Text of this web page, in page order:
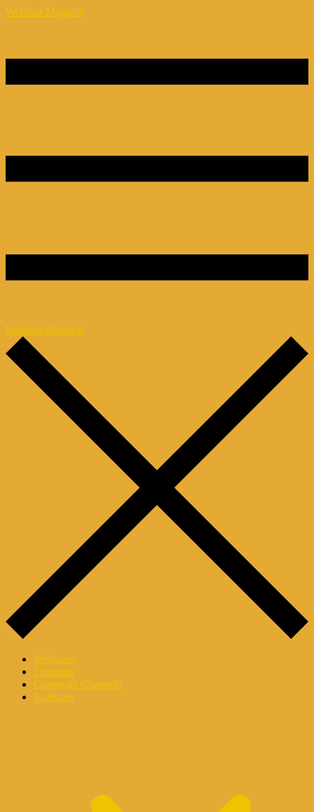
Webinar Magazin
Webinar Magazin
Webinare
Experten
Corporate Channels
Kalender